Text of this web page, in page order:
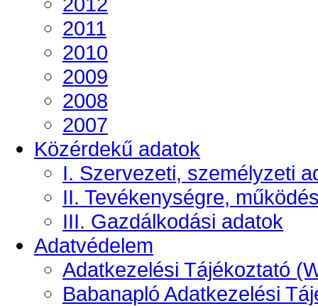
2011
2010
2009
2008
2007
Közérdekű adatok
I. Szervezeti, személyzeti
II. Tevékenységre,
III. Gazdálkodási adatok
Adatvédelem
Adatkezelési Tájékoztató
Babanapló Adatkezelési